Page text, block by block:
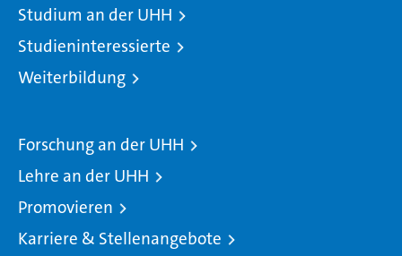
Studium an der UHH
Studieninteressierte
Weiterbildung
Forschung an der UHH
Lehre an der UHH
Promovieren
Karriere & Stellenangebote